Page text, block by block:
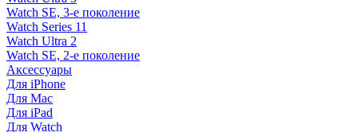
Watch SE, 3-е поколение
Watch Series 11
Watch Ultra 2
Watch SE, 2-е поколение
Аксессуары
Для iPhone
Для Mac
Для iPad
Для Watch